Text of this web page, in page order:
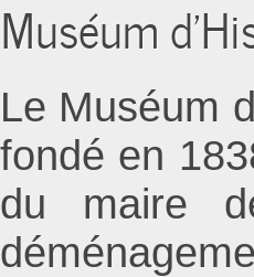
Muséum
Le Muséum
fondé en
du maire